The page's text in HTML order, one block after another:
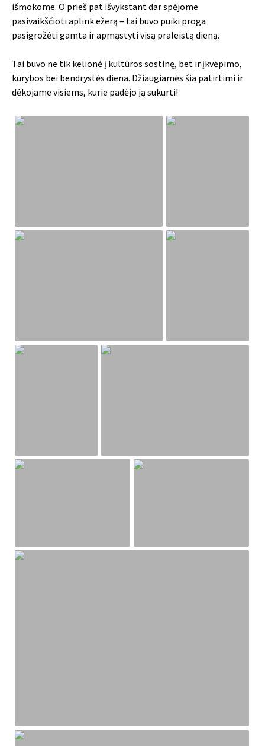
išmokome. O prieš pat išvykstant dar spėjome
pasivaikščioti aplink ežerą – tai buvo puiki proga
pasigrožėti gamta ir apmąstyti visą praleistą dieną.
Tai buvo ne tik kelionė į kultūros sostinę, bet ir įkvėpimo,
kūrybos bei bendrystės diena. Džiaugiamės šia patirtimi ir
dėkojame visiems, kurie padėjo ją sukurti!